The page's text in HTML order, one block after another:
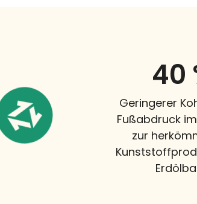
Geringerer
Fußabdruck
zur
40